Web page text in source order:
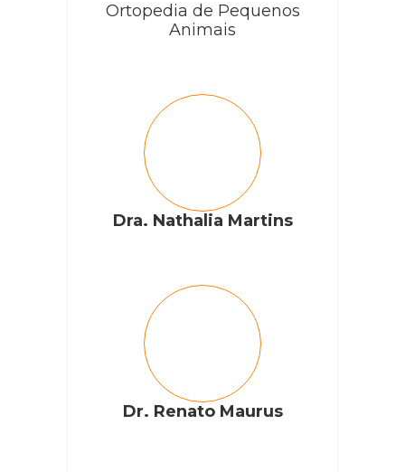
Ortopedia de Pequenos
Animais
Dra. Nathalia Martins
Dr. Renato Maurus